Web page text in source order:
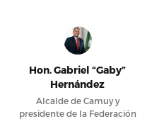
Hon. Gabriel “Gaby”
Hernández
Alcalde de Camuy y
presidente de la Federación